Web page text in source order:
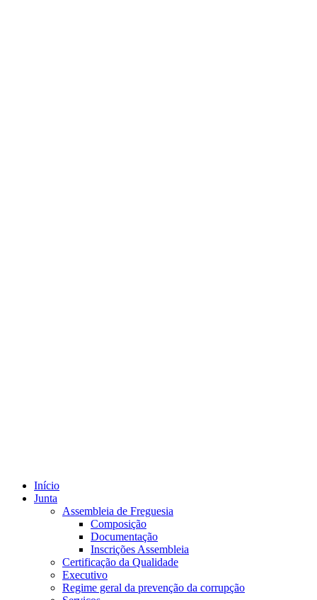
Início
Junta
Assembleia de Freguesia
Composição
Documentação
Inscrições Assembleia
Certificação da Qualidade
Executivo
Regime geral da prevenção da corrupção